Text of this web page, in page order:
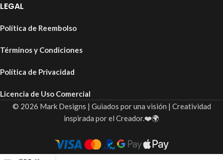
LEGAL
Política de Reembolso
Términos y Condiciones
Política de Privacidad
Licencia de Uso Comercial
© 2026 Mark Designs | Guiados por una visión | Creatividad
inspirada por el Creador.❤️🌍